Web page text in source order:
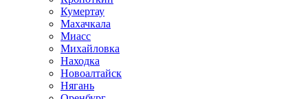
Кумертау
Махачкала
Миасс
Михайловка
Находка
Новоалтайск
Нягань